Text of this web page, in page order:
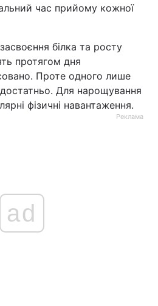
час прийому кожної
білка та росту
протягом дня
Проте одного лише
Для нарощування
фізичні навантаження.
Реклама
ad